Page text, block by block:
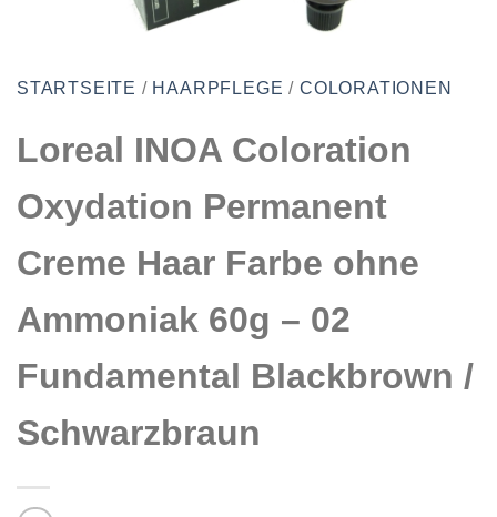
STARTSEITE / HAARPFLEGE / COLORATIONEN
Loreal INOA Coloration
Oxydation Permanent
Creme Haar Farbe ohne
Ammoniak 60g – 02
Fundamental Blackbrown /
Schwarzbraun